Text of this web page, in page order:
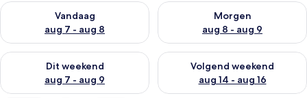
Vandaag
aug 7 - aug 8
De beschikbaarheid controleren voor vanavond aug 7 - aug 8
Morgen
aug 8 - aug 9
De beschikbaarheid
Dit weekend
aug 7 - aug 9
De beschikbaarheid controleren voor dit weekend aug 7 -
Volgend weekend
aug 14 - aug 16
De beschikbaarheid